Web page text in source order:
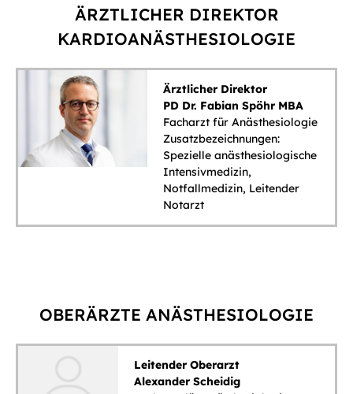
ÄRZTLICHER DIREKTOR
KARDIOANÄSTHESIOLOGIE
Ärztlicher Direktor
PD Dr. Fabian Spöhr MBA
Facharzt für Anästhesiologie
Zusatzbezeichnungen:
Spezielle anästhesiologische
Intensivmedizin,
Notfallmedizin, Leitender
Notarzt
OBERÄRZTE ANÄSTHESIOLOGIE
Leitender Oberarzt
Alexander Scheidig